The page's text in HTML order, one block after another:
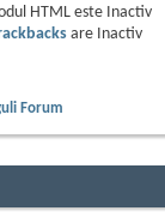
HTML este
Inactiv
are
Inactiv
Forum